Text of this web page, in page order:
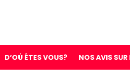
D’OÙ ÊTES VOUS? NOS AVIS SUR